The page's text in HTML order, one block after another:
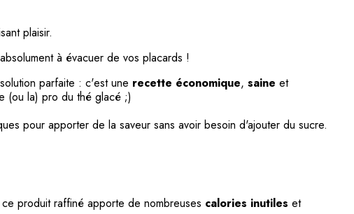
plaisir.
à évacuer de vos placards !
parfaite : c'est une recette économique, saine et
(ou la) pro du thé glacé ;)
pour apporter de la saveur sans avoir besoin d'ajouter du sucre.
produit raffiné apporte de nombreuses calories inutiles et